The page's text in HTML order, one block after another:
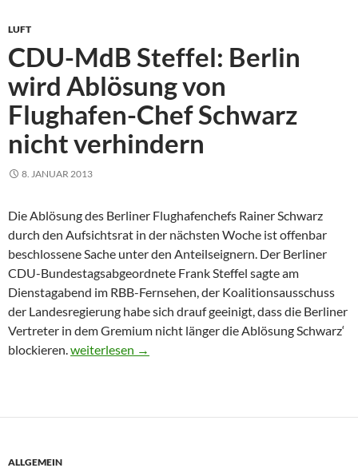
LUFT
CDU-MdB Steffel: Berlin
wird Ablösung von
Flughafen-Chef Schwarz
nicht verhindern
8. JANUAR 2013
Die Ablösung des Berliner Flughafenchefs Rainer Schwarz
durch den Aufsichtsrat in der nächsten Woche ist offenbar
beschlossene Sache unter den Anteilseignern. Der Berliner
CDU-Bundestagsabgeordnete Frank Steffel sagte am
Dienstagabend im RBB-Fernsehen, der Koalitionsausschuss
der Landesregierung habe sich drauf geeinigt, dass die Berliner
Vertreter in dem Gremium nicht länger die Ablösung Schwarz‘
blockieren.CDU-MdB Steffel: Berlin wird Ablösung von
weiterlesen →
ALLGEMEIN